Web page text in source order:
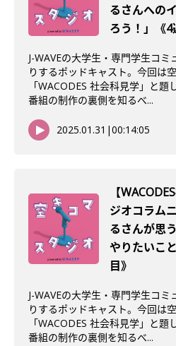
るさんへの
ろう！」《4
J-WAVEの大学生・専門学生コミ
りするポッドキャスト。今回は
「WACODES 社会科見学」と題
番組の制作の裏側を知るべ...
2025.01.31 |00:14:05
【
ジオコラム
るさんが思
やりたいこ
目》
J-WAVEの大学生・専門学生コミ
りするポッドキャスト。今回は
「WACODES 社会科見学」と題
番組の制作の裏側を知るべ...